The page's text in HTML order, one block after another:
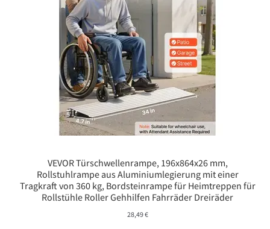
VEVOR Türschwellenrampe, 196x864x26 mm,
Rollstuhlrampe aus Aluminiumlegierung mit einer
Tragkraft von 360 kg, Bordsteinrampe für Heimtreppen für
Rollstühle Roller Gehhilfen Fahrräder Dreiräder
28,49€